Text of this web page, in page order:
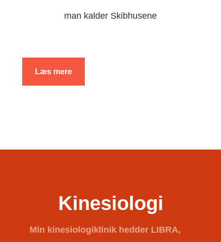
man kalder Skibhusene
Læs mere
Kinesiologi
Min kinesiologiklinik hedder LIBRA,